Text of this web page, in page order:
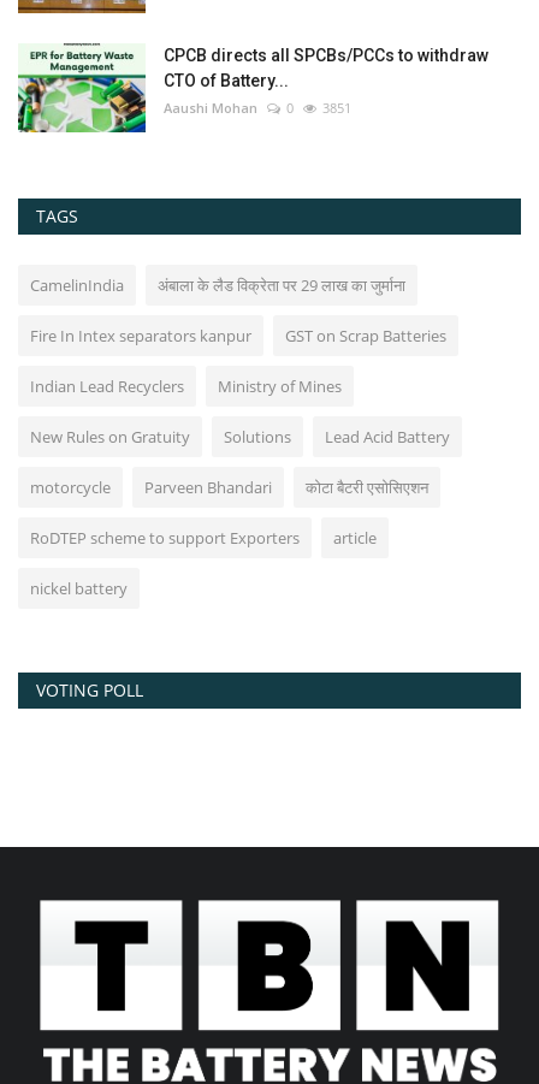
CPCB directs all SPCBs/PCCs to withdraw
CTO of Battery...
Aaushi Mohan 0 3851
TAGS
CamelinIndia अंबाला के लैड विक्रेता पर 29 लाख का जुर्माना
Fire In Intex separators kanpur GST on Scrap Batteries
Indian Lead Recyclers Ministry of Mines
New Rules on Gratuity Solutions Lead Acid Battery
motorcycle Parveen Bhandari कोटा बैटरी एसोसिएशन
RoDTEP scheme to support Exporters article
nickel battery
VOTING POLL